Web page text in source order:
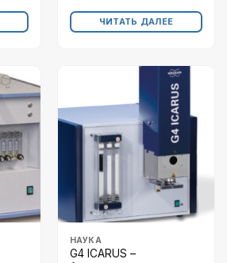
ЧИТАТЬ ДАЛЕЕ
НАУКА
G4 ICARUS –